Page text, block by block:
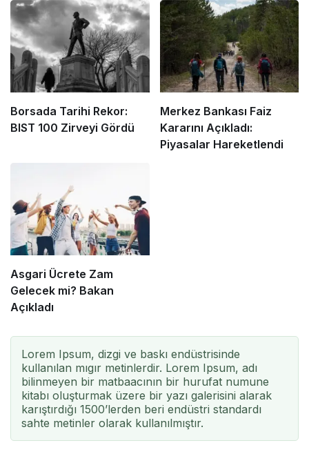
Borsada Tarihi Rekor:
BIST 100 Zirveyi Gördü
Merkez Bankası Faiz
Kararını Açıkladı:
Piyasalar Hareketlendi
Asgari Ücrete Zam
Gelecek mi? Bakan
Açıkladı
Lorem Ipsum, dizgi ve baskı endüstrisinde
kullanılan mıgır metinlerdir. Lorem Ipsum, adı
bilinmeyen bir matbaacının bir hurufat numune
kitabı oluşturmak üzere bir yazı galerisini alarak
karıştırdığı 1500’lerden beri endüstri standardı
sahte metinler olarak kullanılmıştır.